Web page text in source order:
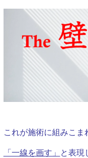
これが施術に組みこ
「一線を画す」 と表現